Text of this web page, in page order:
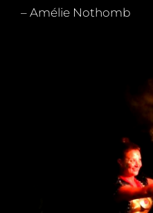
– Amélie Nothomb